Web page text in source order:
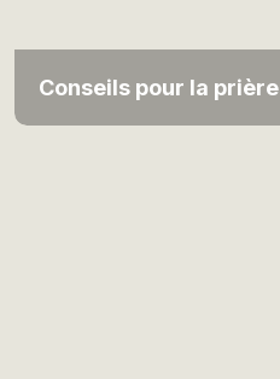
Conseils pour la prière